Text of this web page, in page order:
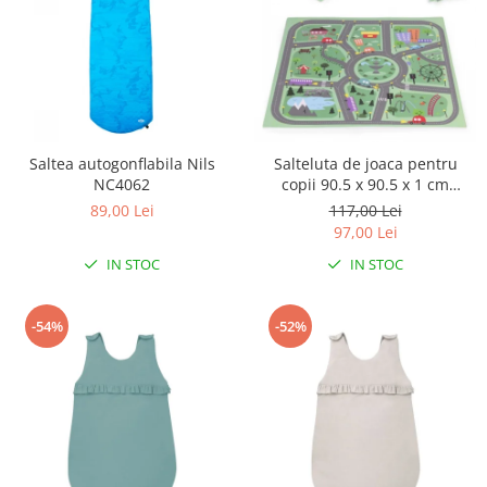
Triciclete copii si adulti
Trotinete copii si adulti
Biciclete fara pedale
Masinute fara pedale
Role copii si adulti
Masinute si motociclete electrice
Skateboard
Scaune de biciclete copii
Baita, Igiena, Siguranta
Lenjerie mamici
Saltea autogonflabila Nils
NC4062
89,00 Lei
IN STOC
Salteluta de joaca pentru
copii 90.5 x 90.5 x 1 cm
ECOEVA021 - Orasel
117,00 Lei
97,00 Lei
IN STOC
-54% -52%